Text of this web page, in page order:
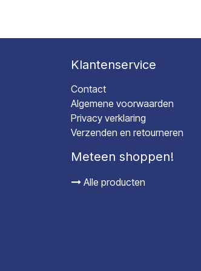
Klantenservice
Contact
Algemene voorwaarden
Privacy verklaring
Verzenden en retourneren
Meteen shoppen!
Alle producten